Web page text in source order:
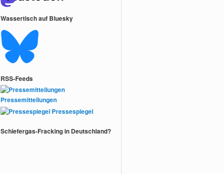
Wassertisch auf Bluesky
RSS-Feeds
Pressemitteilungen
Pressespiegel
Schiefergas-Fracking in Deutschland?